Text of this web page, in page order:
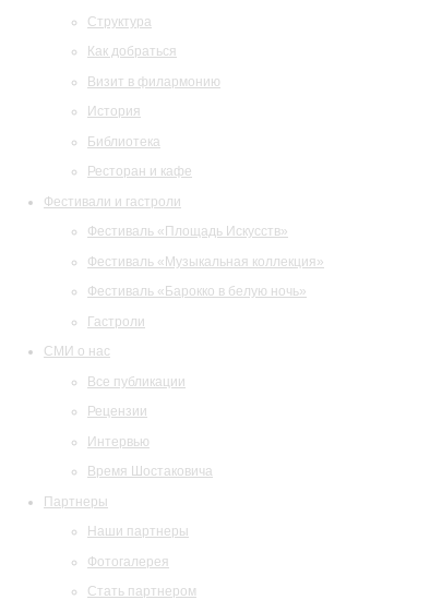
Структура
Как добраться
Визит в филармонию
История
Библиотека
Ресторан и кафе
Фестивали и гастроли
Фестиваль «Площадь Искусств»
Фестиваль «Музыкальная коллекция»
Фестиваль «Барокко в белую ночь»
Гастроли
СМИ о нас
Все публикации
Рецензии
Интервью
Время Шостаковича
Партнеры
Наши партнеры
Фотогалерея
Стать партнером